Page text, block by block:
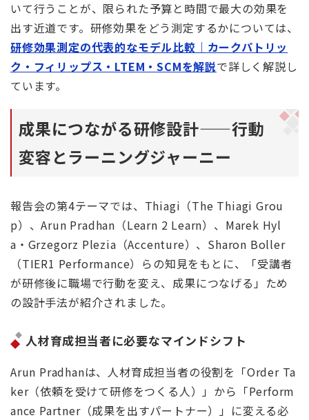
いて行うことが、限られた予算と時間で最大の効果を
出す近道です。研修効果をどう測定するかについては、
研修効果測定の代表的なモデル比較｜カークパトリッ
ク・フィリップス・LTEM・SCMを解説で詳しく解説し
ています。
成果につながる研修設計——行動
変容とラーニングジャーニー
報告会の第4テーマでは、Thiagi（The Thiagi Grou
p）、Arun Pradhan（Learn 2 Learn）、Marek Hyl
a・Grzegorz Plezia（Accenture）、Sharon Boller
（TIER1 Performance）らの知見をもとに、「受講者
が研修後に職場で行動を変え、成果につなげる」ため
の設計手法が紹介されました。
人材育成担当者に必要なマインドシフト
Arun Pradhanは、人材育成担当者の役割を「Order Ta
ker（依頼を受けて研修をつくる人）」から「Perform
ance Partner（成果を出すパートナー）」に変える必